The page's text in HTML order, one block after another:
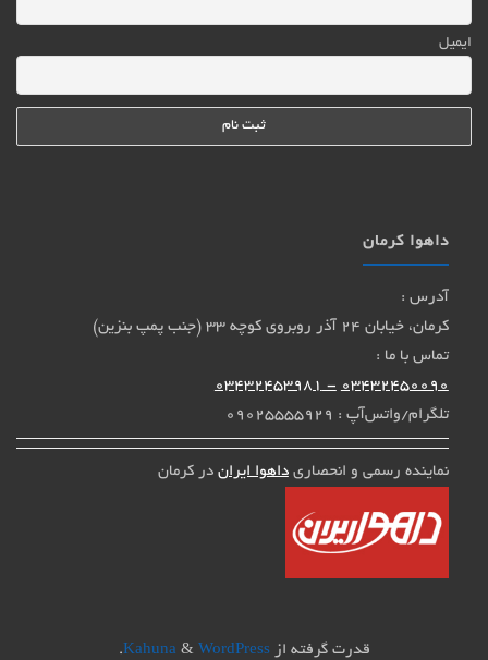
ایمیل
داهوا کرمان
آدرس :
کرمان، خیابان 24 آذر روبروی کوچه 33 (جنب پمپ بنزین)
تماس با ما :
03432450090
- 03432453981
تلگرام/واتس‌آپ : 09025555929
نماینده رسمی و انحصاریداهوا ایران در کرمان
قدرت گرفته از & WordPress
.